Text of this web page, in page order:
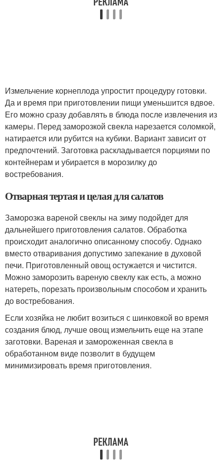
Измельчение корнеплода упростит процедуру готовки.
Да и время при приготовлении пищи уменьшится вдвое.
Его можно сразу добавлять в блюда после извлечения из
камеры. Перед заморозкой свекла нарезается соломкой,
натирается или рубится на кубики. Вариант зависит от
предпочтений. Заготовка раскладывается порциями по
контейнерам и убирается в морозилку до
востребования.
Отварная тертая и целая для салатов
Заморозка вареной свеклы на зиму подойдет для
дальнейшего приготовления салатов. Обработка
происходит аналогично описанному способу. Однако
вместо отваривания допустимо запекание в духовой
печи. Приготовленный овощ остужается и чистится.
Можно заморозить вареную свеклу как есть, а можно
натереть, порезать произвольным способом и хранить
до востребования.
Если хозяйка не любит возиться с шинковкой во время
создания блюд, лучше овощ измельчить еще на этапе
заготовки. Вареная и замороженная свекла в
обработанном виде позволит в будущем
минимизировать время приготовления.